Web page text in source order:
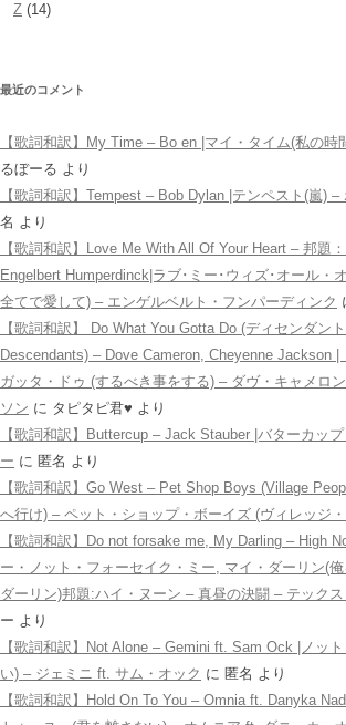
Z (14)
最近のコメント
【歌詞和訳】My Time – Bo en |マイ・タイム(私の時
るぼーる より
【歌詞和訳】Tempest – Bob Dylan |テンペスト(嵐) –
名 より
【歌詞和訳】Love Me With All Of Your Heart – 邦題
Engelbert Humperdinck|ラブ･ミー･ウィズ･オール・
全てで愛して) – エンゲルベルト・フンパーディンク
【歌詞和訳】 Do What You Gotta Do (ディセンダン
Descendants) – Dove Cameron, Cheyenne Jackson |
ガッタ・ドゥ (するべき事をする) – ダヴ・キャメロ
ソン に タピタピ君♥️ より
【歌詞和訳】Buttercup – Jack Stauber |バターカッ
ー に 匿名 より
【歌詞和訳】Go West – Pet Shop Boys (Village
へ行け) – ペット・ショップ・ボーイズ (ヴィレッジ
【歌詞和訳】Do not forsake me, My Darling – High
ー・ノット・フォーセイク・ミー, マイ・ダーリン(俺
ダーリン)邦題:ハイ・ヌーン – 真昼の決闘 – テック
ー より
【歌詞和訳】Not Alone – Gemini ft. Sam Ock |ノッ
い) – ジェミニ ft. サム・オック に 匿名 より
【歌詞和訳】Hold On To You – Omnia ft. Danyka